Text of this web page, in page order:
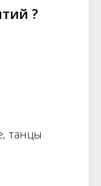
?
танцы